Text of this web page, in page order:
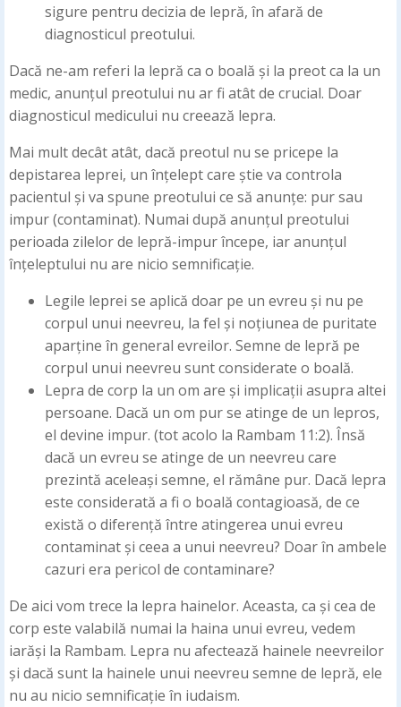
sigure pentru decizia de lepră, în afară de
diagnosticul preotului.
Dacă ne-am referi la lepră ca o boală și la preot ca la un
medic, anunțul preotului nu ar fi atât de crucial. Doar
diagnosticul medicului nu creează lepra.
Mai mult decât atât, dacă preotul nu se pricepe la
depistarea leprei, un înțelept care știe va controla
pacientul și va spune preotului ce să anunțe: pur sau
impur (contaminat). Numai după anunțul preotului
perioada zilelor de lepră-impur începe, iar anunțul
înțeleptului nu are nicio semnificație.
Legile leprei se aplică doar pe un evreu și nu pe
corpul unui neevreu, la fel și noțiunea de puritate
aparține în general evreilor. Semne de lepră pe
corpul unui neevreu sunt considerate o boală.
Lepra de corp la un om are și implicații asupra altei
persoane. Dacă un om pur se atinge de un lepros,
el devine impur. (tot acolo la Rambam 11:2). Însă
dacă un evreu se atinge de un neevreu care
prezintă aceleași semne, el rămâne pur. Dacă lepra
este considerată a fi o boală contagioasă, de ce
există o diferență între atingerea unui evreu
contaminat și ceea a unui neevreu? Doar în ambele
cazuri era pericol de contaminare?
De aici vom trece la lepra hainelor. Aceasta, ca și cea de
corp este valabilă numai la haina unui evreu, vedem
iarăși la Rambam. Lepra nu afectează hainele neevreilor
și dacă sunt la hainele unui neevreu semne de lepră, ele
nu au nicio semnificație în iudaism.